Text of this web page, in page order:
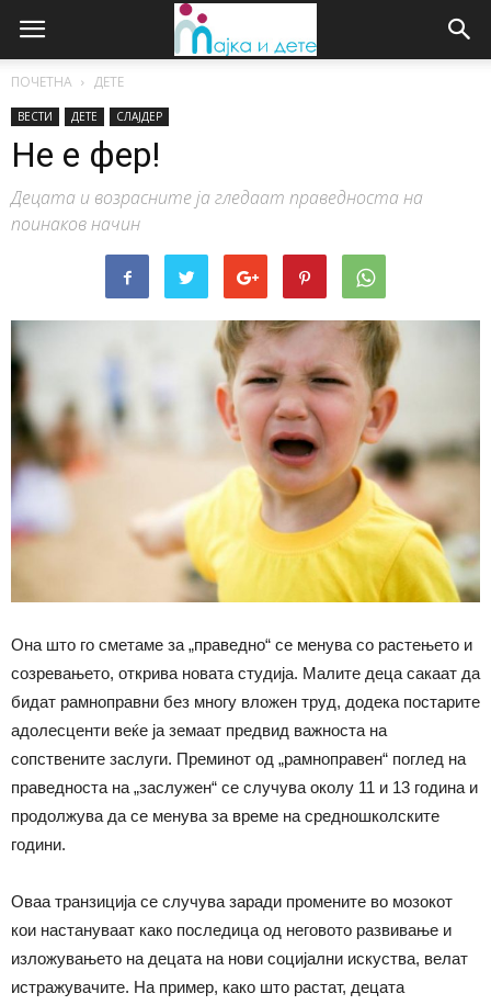
ПОЧЕТНА ДЕТЕ
ВЕСТИ ДЕТЕ СЛАЈДЕР
Не е фер!
Децата и возрасните ја гледаат праведноста на
поинаков начин
Она што го сметаме за „праведно“ се менува со растењето и
созревањето, открива новата студија. Малите деца сакаат да
бидат рамноправни без многу вложен труд, додека постарите
адолесценти веќе ја земаат предвид важноста на
сопствените заслуги. Преминот од „рамноправен“ поглед на
праведноста на „заслужен“ се случува околу 11 и 13 година и
продолжува да се менува за време на средношколските
години.
Оваа транзиција се случува заради промените во мозокот
кои настануваат како последица од неговото развивање и
изложувањето на децата на нови социјални искуства, велат
истражувачите. На пример, како што растат, децата